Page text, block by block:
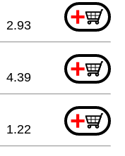
+
2.93
+
4.39
+
1.22